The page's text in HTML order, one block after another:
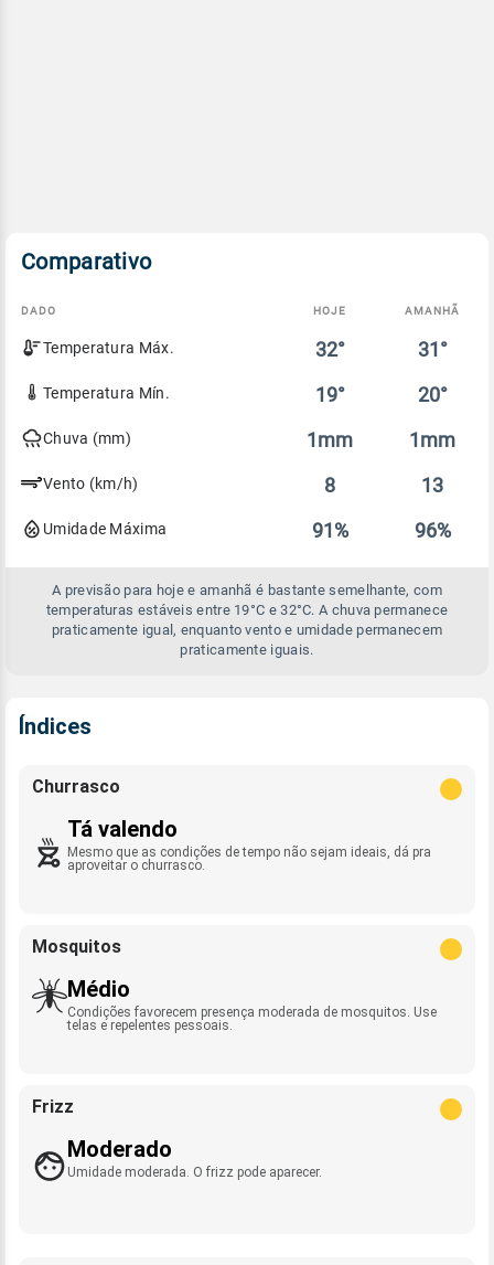
Comparativo
Comparativo
entre
previsão
hoje
DADO HOJE AMANHÃ
Temperatura Máx. 32° 31°
Temperatura Mín. 19° 20°
Chuva (mm) 1mm 1mm
Vento (km/h) 8 13
Umidade Máxima 91% 96%
A previsão para hoje e amanhã é bastante semelhante, com
temperaturas estáveis entre 19°C e 32°C. A chuva permanece
praticamente igual, enquanto vento e umidade permanecem
praticamente iguais.
Índices
Churrasco
Tá valendo
Mesmo que as condições de tempo não sejam ideais, dá pra
aproveitar o churrasco.
Mosquitos
Médio
Condições favorecem presença moderada de mosquitos. Use
telas e repelentes pessoais.
Frizz
Moderado
Umidade moderada. O frizz pode aparecer.